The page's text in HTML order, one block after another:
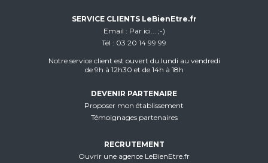
SERVICE CLIENTS LeBienEtre.fr
Email
Par ici... ;-)
Tél
03 20 14 99 99
Notre service client est ouvert du lundi au vendredi
de 9h à 12h30 et de 14h à 18h
DEVENIR PARTENAIRE
Proposer mon établissement
Témoignages partenaires
RECRUTEMENT
Ouvrir une agence LeBienEtre.fr